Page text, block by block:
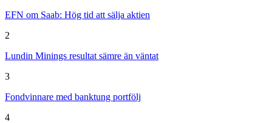
EFN om Saab: Hög tid att sälja aktien
2
Lundin Minings resultat sämre än väntat
3
Fondvinnare med banktung portfölj
4